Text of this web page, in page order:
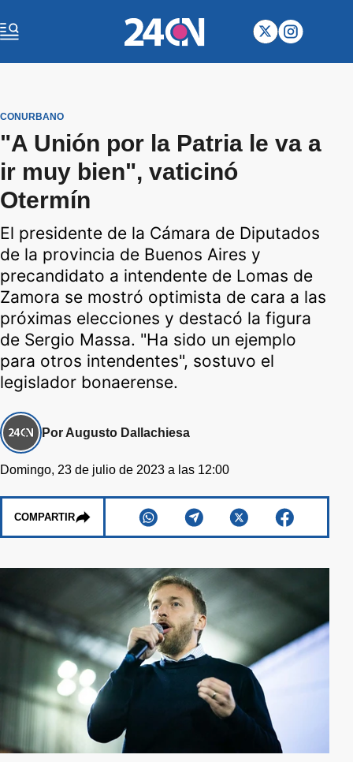
CONURBANO
"A Unión por la Patria le va a
ir muy bien", vaticinó
Otermín
El presidente de la Cámara de Diputados
de la provincia de Buenos Aires y
precandidato a intendente de Lomas de
Zamora se mostró optimista de cara a las
próximas elecciones y destacó la figura
de Sergio Massa. "Ha sido un ejemplo
para otros intendentes", sostuvo el
legislador bonaerense.
Por Augusto Dallachiesa
Domingo, 23 de julio de 2023 a las 12:00
COMPARTIR